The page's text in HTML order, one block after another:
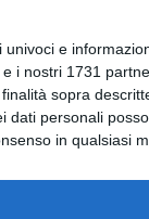
e
i nostri 1731
sopra
dati personali
in qualsiasi